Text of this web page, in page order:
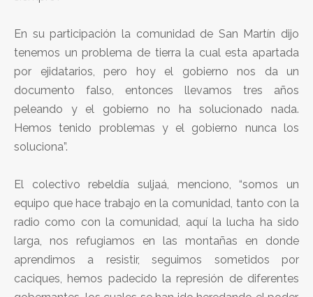
En su participación la comunidad de San Martín dijo
tenemos un problema de tierra la cual esta apartada
por ejidatarios, pero hoy el gobierno nos da un
documento falso, entonces llevamos tres años
peleando y el gobierno no ha solucionado nada.
Hemos tenido problemas y el gobierno nunca los
soluciona”.
El colectivo rebeldía suljaá, menciono, “somos un
equipo que hace trabajo en la comunidad, tanto con la
radio como con la comunidad, aquí la lucha ha sido
larga, nos refugiamos en las montañas en donde
aprendimos a resistir, seguimos sometidos por
caciques, hemos padecido la represión de diferentes